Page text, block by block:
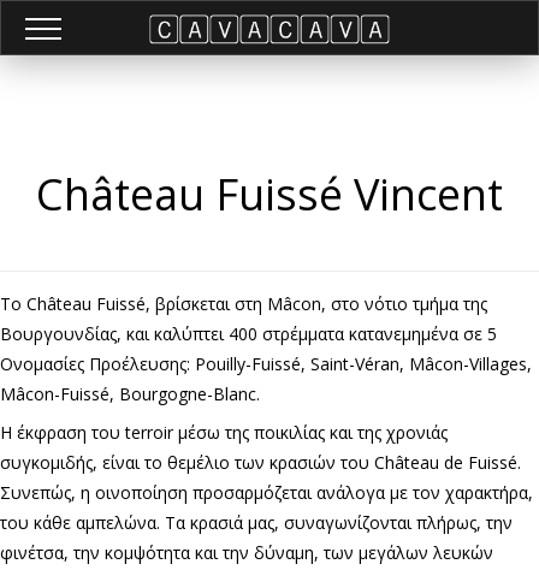
Château Fuissé Vincent
Το Château Fuissé, βρίσκεται στη Mâcon, στο νότιο τμήμα της
Βουργουνδίας, και καλύπτει 400 στρέμματα κατανεμημένα σε 5
Ονομασίες Προέλευσης: Pouilly-Fuissé, Saint-Véran, Mâcon-Villages,
Mâcon-Fuissé, Bourgogne-Blanc.
Η έκφραση του terroir μέσω της ποικιλίας και της χρονιάς
συγκομιδής, είναι το θεμέλιο των κρασιών του Château de Fuissé.
Συνεπώς, η οινοποίηση προσαρμόζεται ανάλογα με τον χαρακτήρα,
του κάθε αμπελώνα. Τα κρασιά μας, συναγωνίζονται πλήρως, την
φινέτσα, την κομψότητα και την δύναμη, των μεγάλων λευκών